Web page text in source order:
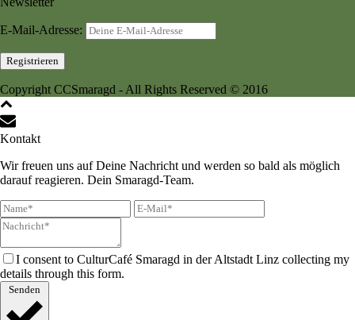
E-Mail-Adresse:
Copyright CCSmaragd - All Rights Reserved © 2016
Kontakt
Wir freuen uns auf Deine Nachricht und werden so bald als möglich
darauf reagieren. Dein Smaragd-Team.
I consent to CulturCafé Smaragd in der Altstadt Linz collecting my
details through this form.
Senden